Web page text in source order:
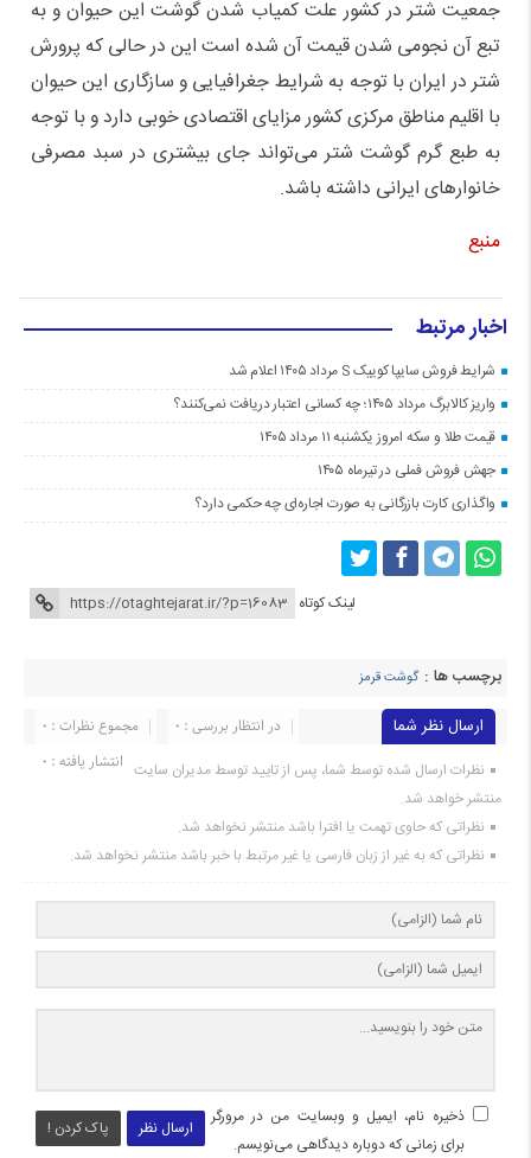
جمعیت شتر در کشور علت کمیاب شدن گوشت این حیوان و به
تبع آن نجومی شدن قیمت آن شده است این در حالی که پرورش
شتر در ایران با توجه به شرایط جغرافیایی و سازگاری این حیوان
با اقلیم مناطق مرکزی کشور مزایای اقتصادی خوبی دارد و با توجه
به طبع گرم گوشت شتر می‌تواند جای بیشتری در سبد مصرفی
خانوار‌های ایرانی داشته باشد.
منبع
اخبار مرتبط
شرایط فروش سایپا کوییک S مرداد ۱۴۰۵ اعلام شد
واریز کالابرگ مرداد ۱۴۰۵؛ چه کسانی اعتبار دریافت نمی‌کنند؟
قیمت طلا و سکه امروز یکشنبه ۱۱ مرداد ۱۴۰۵
جهش فروش فملی در تیرماه ۱۴۰۵
واگذاری کارت بازرگانی به صورت اجاره‌ای چه حکمی دارد؟
لینک کوتاه
برچسب ها : گوشت قرمز
ارسال نظر شما مجموع نظرات : 0
در انتظار بررسی : 0
انتشار یافته : 0 نظرات ارسال شده توسط شما، پس از تایید توسط مدیران سایت
منتشر خواهد شد.
نظراتی که حاوی تهمت یا افترا باشد منتشر نخواهد شد.
نظراتی که به غیر از زبان فارسی یا غیر مرتبط با خبر باشد منتشر نخواهد شد.
ارسال نظر پاک کردن !
ذخیره نام، ایمیل و وبسایت من در مرورگر
برای زمانی که دوباره دیدگاهی می‌نویسم.